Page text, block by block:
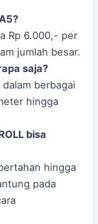
Rp 6.000,- per
jumlah besar.
saja?
berbagai
hingga
bisa
hingga
pada